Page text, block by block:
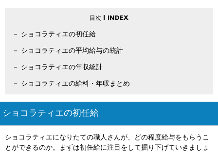
ショコラティエの初任給
ショコラティエの平均給与の統計
ショコラティエの年収統計
ショコラティエの給料・年収まとめ
ショコラティエの初任給
ショコラティエになりたての職人さんが、どの程度給与をもらうこ
とができるのか。まずは初任給に注目をして掘り下げていきましょ